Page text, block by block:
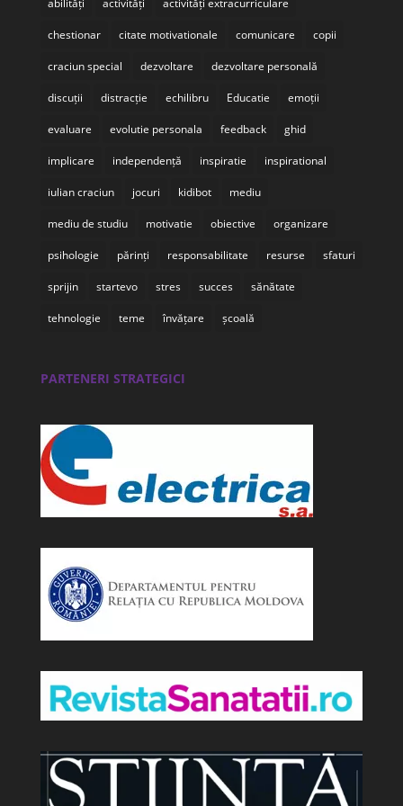
chestionar citate motivationale comunicare copii
craciun special dezvoltare dezvoltare personală
discuții distracție echilibru Educatie emoții
evaluare evolutie personala feedback ghid
implicare independență inspiratie inspirational
iulian craciun jocuri kidibot mediu
mediu de studiu motivatie obiective organizare
psihologie părinți responsabilitate resurse sfaturi
sprijin startevo stres succes sănătate
tehnologie teme învățare școală
PARTENERI STRATEGICI